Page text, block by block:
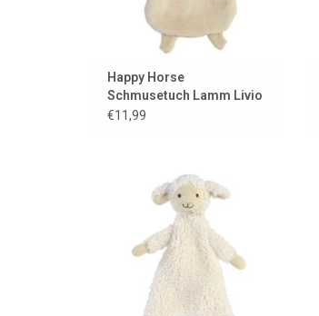
Happy Horse
Schmusetuch Lamm Livio
€11,99
Dieses Kuscheltier ist so süß!!!
ZUM WARENKORB HINZUFÜGEN